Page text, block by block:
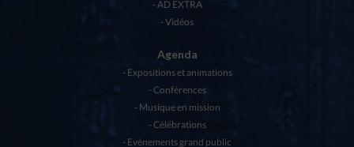
AD EXTRA
Vidéos
Agenda
Expositions et animations
Conférences
Musique en mission
Célébrations
Evénements grand public